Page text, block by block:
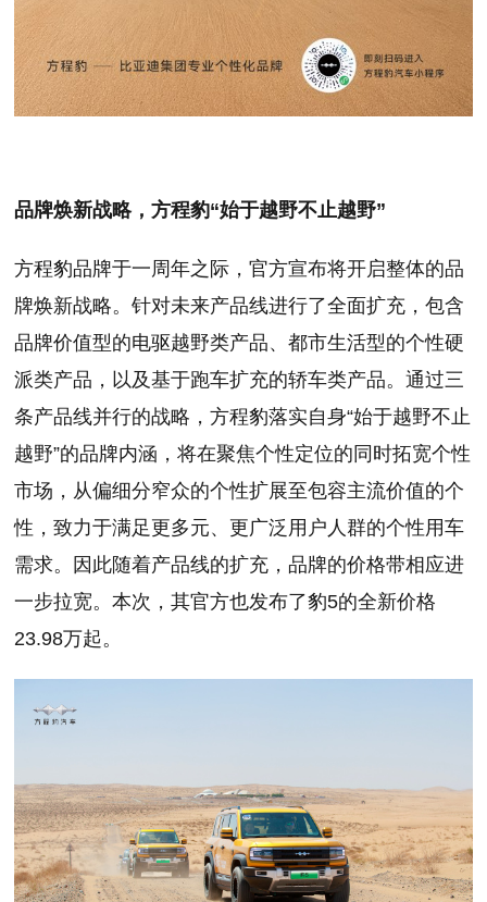
品牌焕新战略，方程豹“始于越野不止越野”
方程豹品牌于一周年之际，官方宣布将开启整体的品
牌焕新战略。针对未来产品线进行了全面扩充，包含
品牌价值型的电驱越野类产品、都市生活型的个性硬
派类产品，以及基于跑车扩充的轿车类产品。通过三
条产品线并行的战略，方程豹落实自身“始于越野不止
越野”的品牌内涵，将在聚焦个性定位的同时拓宽个性
市场，从偏细分窄众的个性扩展至包容主流价值的个
性，致力于满足更多元、更广泛用户人群的个性用车
需求。因此随着产品线的扩充，品牌的价格带相应进
一步拉宽。本次，其官方也发布了豹5的全新价格
23.98万起。